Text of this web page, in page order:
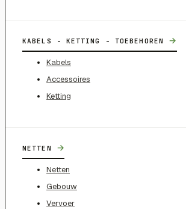
KABELS - KETTING - TOEBEHOREN →
Kabels
Accessoires
Ketting
NETTEN →
Netten
Gebouw
Vervoer